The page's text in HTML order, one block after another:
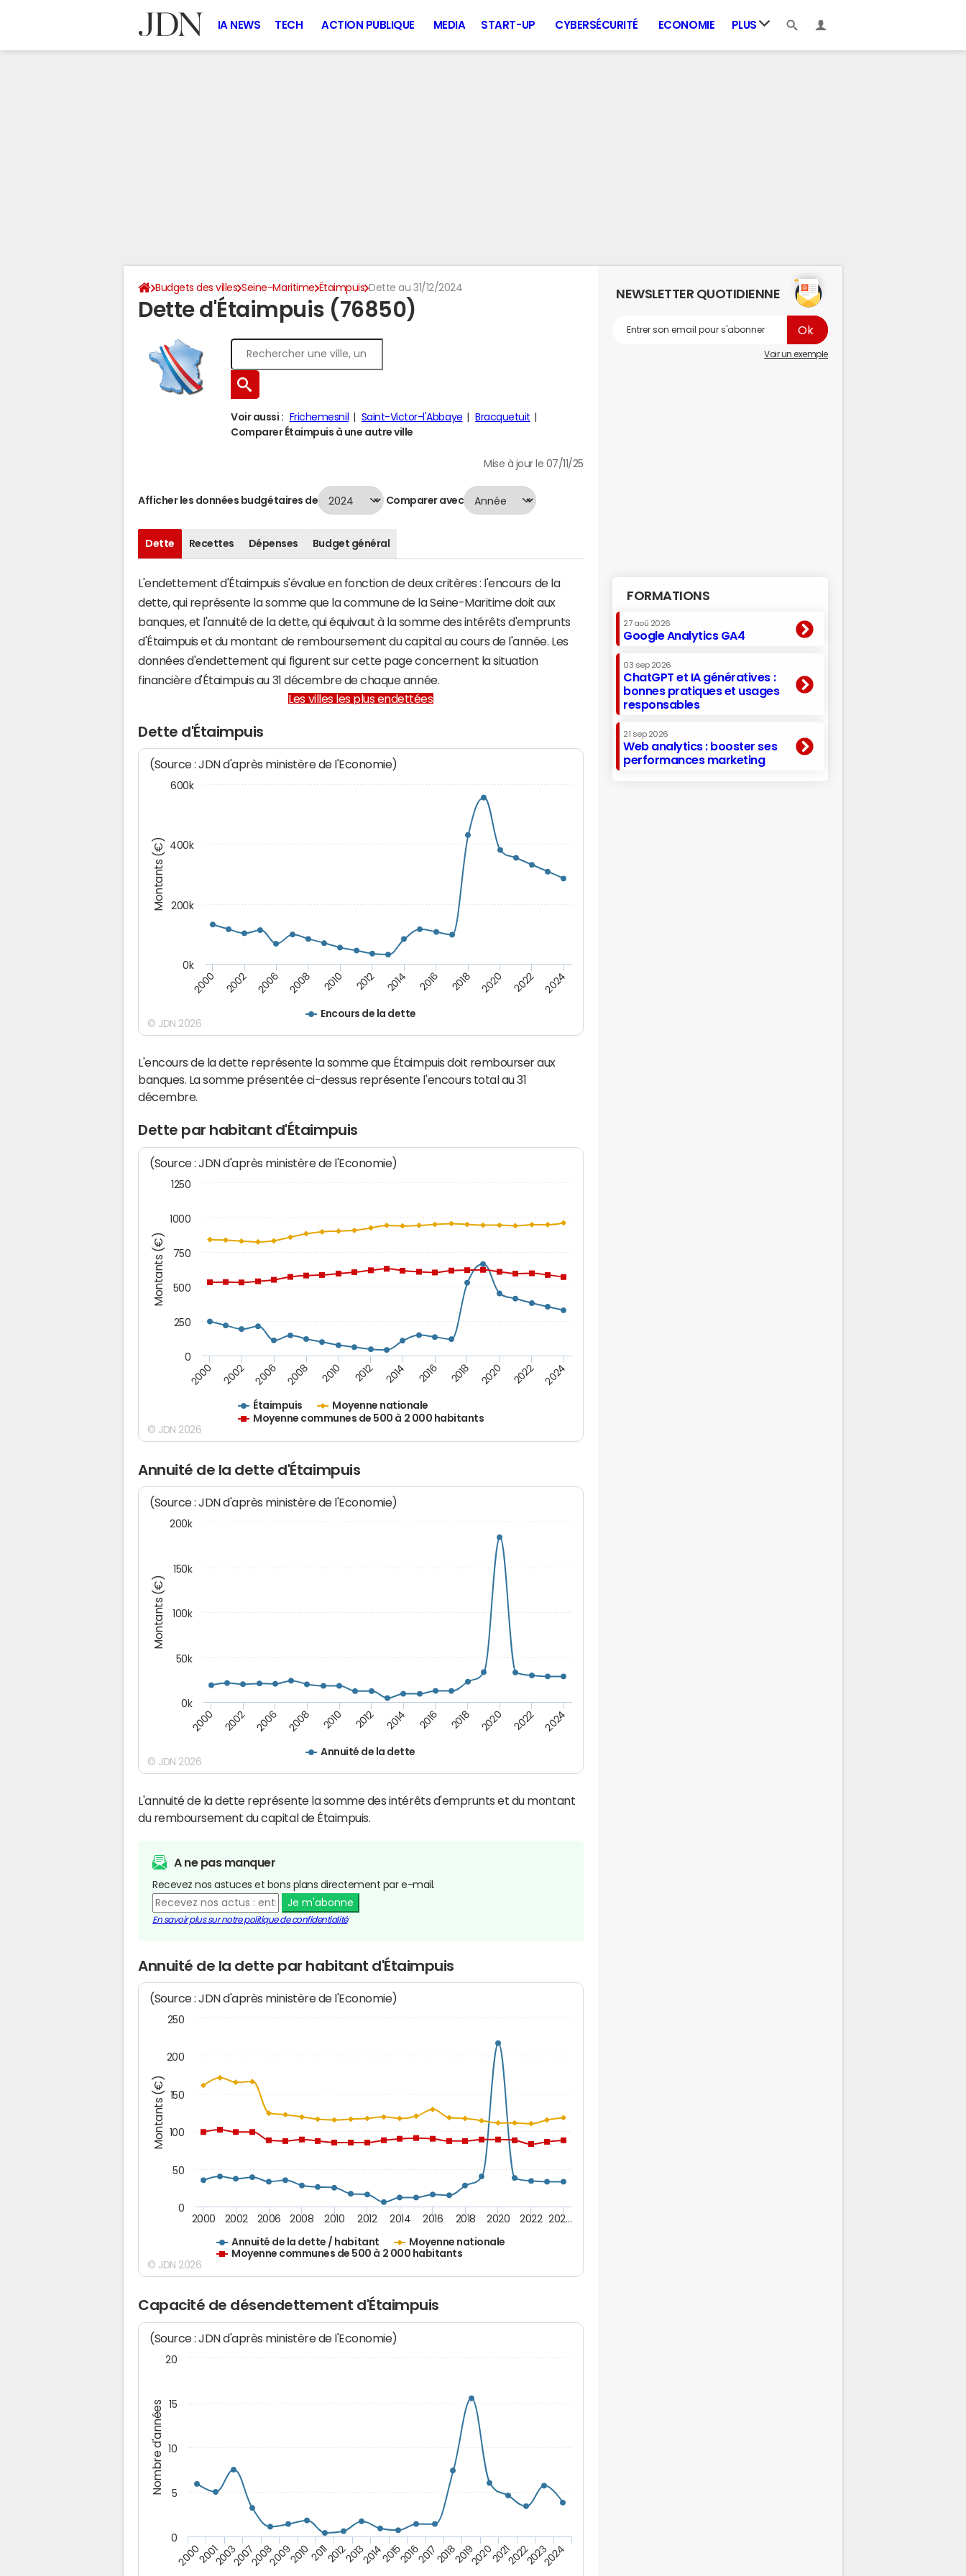
IA NEWS TECH ACTION PUBLIQUE MEDIA START-UP CYBERSÉCURITÉ ECONOMIE PLUS
Budgets des villes Seine-Maritime Étaimpuis Dette au 31/12/2024
Dette d'Étaimpuis (76850)
Voir aussi : Frichemesnil Saint-Victor-l'Abbaye
Bracquetuit
Comparer Étaimpuis à une autre ville
Mise à jour le 07/11/25
Afficher les données budgétaires de Comparer avec
Dette Recettes Dépenses Budget général
L'endettement d'Étaimpuis s'évalue en fonction de deux critères : l'encours de la
dette, qui représente la somme que la commune de la Seine-Maritime doit aux
banques, et l'annuité de la dette, qui équivaut à la somme des intérêts d'emprunts
d'Étaimpuis et du montant de remboursement du capital au cours de l'année. Les
données d'endettement qui figurent sur cette page concernent la situation
financière d'Étaimpuis au 31 décembre de chaque année.
Les villes les plus endettées
Dette d'Étaimpuis
Montants (€)
(Source : JDN d'après ministère de l'Economie)
Encours de la dette
2000 2002 2006 2008 2010 2012 2014 2016 2018 2020 2022 2024
0k
200k
400k
600k
© JDN 2026
L'encours de la dette représente la somme que Étaimpuis doit rembourser aux
banques. La somme présentée ci-dessus représente l'encours total au 31
décembre.
Dette par habitant d'Étaimpuis
Montants (€)
(Source : JDN d'après ministère de l'Economie)
Étaimpuis
Moyenne nationale
Moyenne communes de 500 à 2 000 habitants
2000 2002 2006 2008 2010 2012 2014 2016 2018 2020 2022 2024
0
250
500
750
1000
1250
© JDN 2026
Annuité de la dette d'Étaimpuis
Montants (€)
(Source : JDN d'après ministère de l'Economie)
Annuité de la dette
2000 2002 2006 2008 2010 2012 2014 2016 2018 2020 2022 2024
0k
50k
100k
150k
200k
© JDN 2026
L'annuité de la dette représente la somme des intérêts d'emprunts et du montant
du remboursement du capital de Étaimpuis.
A ne pas manquer
Recevez nos astuces et bons plans directement par e-mail.
Je m'abonne
En savoir plus sur notre politique de confidentialité
Annuité de la dette par habitant d'Étaimpuis
Montants (€)
(Source : JDN d'après ministère de l'Economie)
Annuité de la dette / habitant
Moyenne nationale
Moyenne communes de 500 à 2 000 habitants
2000 2002 2006 2008 2010 2012 2014 2016 2018 2020 2022 202…
0
50
100
150
200
250
© JDN 2026
Capacité de désendettement d'Étaimpuis
Nombre d'années
(Source : JDN d'après ministère de l'Economie)
200020012003200720082009201020112012201320142015201620172018201920202021202220232024
0
5
10
15
20
NEWSLETTER QUOTIDIENNE
Voir un exemple
FORMATIONS
27 aoû 2026
Google Analytics GA4
03 sep 2026
ChatGPT et IA génératives :
bonnes pratiques et usages
responsables
21 sep 2026
Web analytics : booster ses
performances marketing